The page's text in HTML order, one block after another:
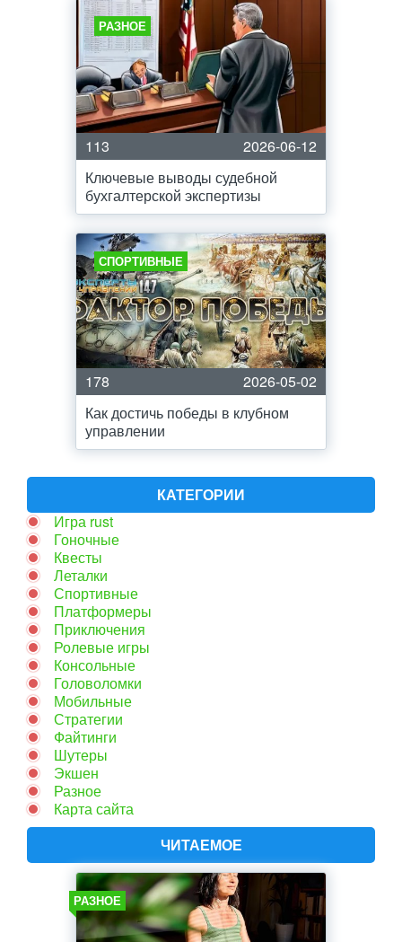
РАЗНОЕ
113
2026-06-12
Ключевые выводы судебной
бухгалтерской экспертизы
СПОРТИВНЫЕ
178
2026-05-02
Как достичь победы в клубном
управлении
КАТЕГОРИИ
Игра rust
Гоночные
Квесты
Леталки
Спортивные
Платформеры
Приключения
Ролевые игры
Консольные
Головоломки
Мобильные
Стратегии
Файтинги
Шутеры
Экшен
Разное
Карта сайта
ЧИТАЕМОЕ
РАЗНОЕ